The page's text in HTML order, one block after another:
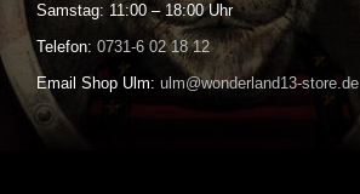
Samstag: 11:00 – 18:00 Uhr
Telefon: 0731-6 02 18 12
Email Shop Ulm: ulm@wonderland13-store.de